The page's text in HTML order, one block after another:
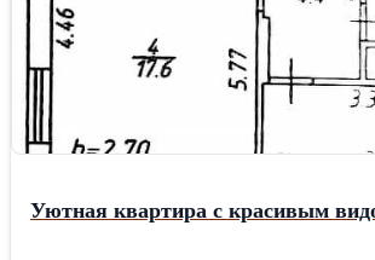
Уютная квартира с красивым